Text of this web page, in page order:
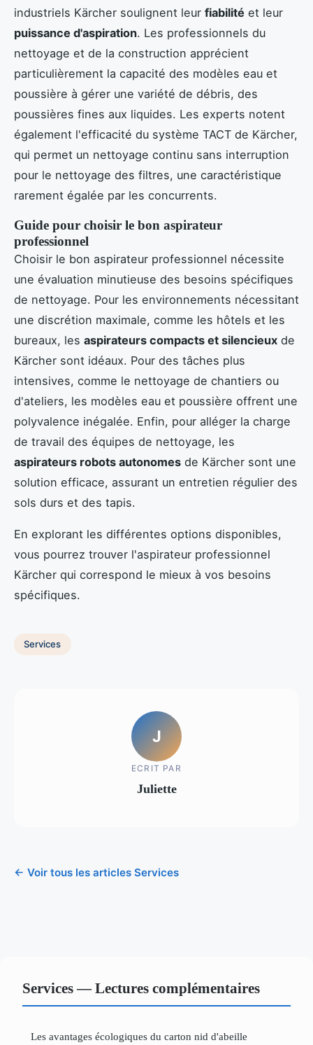
industriels Kärcher soulignent leur fiabilité et leur
puissance d'aspiration. Les professionnels du
nettoyage et de la construction apprécient
particulièrement la capacité des modèles eau et
poussière à gérer une variété de débris, des
poussières fines aux liquides. Les experts notent
également l'efficacité du système TACT de Kärcher,
qui permet un nettoyage continu sans interruption
pour le nettoyage des filtres, une caractéristique
rarement égalée par les concurrents.
Guide pour choisir le bon aspirateur
professionnel
Choisir le bon aspirateur professionnel nécessite
une évaluation minutieuse des besoins spécifiques
de nettoyage. Pour les environnements nécessitant
une discrétion maximale, comme les hôtels et les
bureaux, les aspirateurs compacts et silencieux de
Kärcher sont idéaux. Pour des tâches plus
intensives, comme le nettoyage de chantiers ou
d'ateliers, les modèles eau et poussière offrent une
polyvalence inégalée. Enfin, pour alléger la charge
de travail des équipes de nettoyage, les
aspirateurs robots autonomes de Kärcher sont une
solution efficace, assurant un entretien régulier des
sols durs et des tapis.
En explorant les différentes options disponibles,
vous pourrez trouver l'aspirateur professionnel
Kärcher qui correspond le mieux à vos besoins
spécifiques.
Services
J
ECRIT PAR
Juliette
← Voir tous les articles Services
Services — Lectures complémentaires
Les avantages écologiques du carton nid d'abeille